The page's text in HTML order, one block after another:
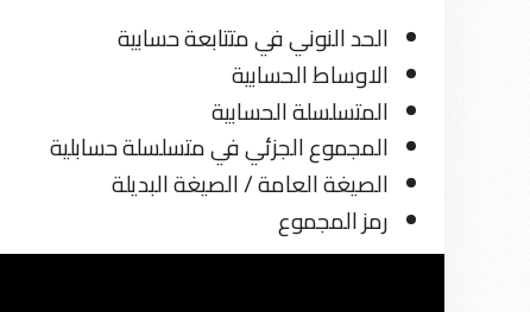
الحد النوني في متتابعة حسابية
الاوساط الحسابية
المتسلسلة الحسابية
المجموع الجزئي في متسلسلة حسابلية
الصيغة العامة / الصيغة البديلة
رمز المجموع